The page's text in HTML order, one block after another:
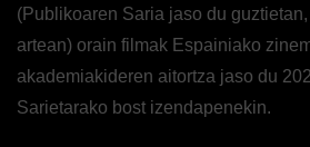
(Publikoaren Saria jaso du
artean) orain filmak Espainiako
akademiakideren aitortza jaso du
Sarietarako bost izendapenekin.